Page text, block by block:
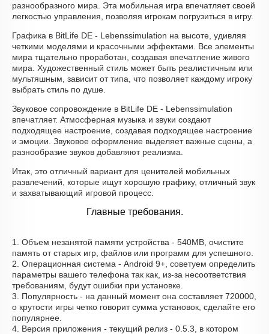
разнообразного мира. Эта мобильная игра впечатляет своей
легкостью управления, позволяя игрокам погрузиться в игру.
Графика в BitLife DE - Lebenssimulation на высоте, удивляя
четкими моделями и красочными эффектами. Все элементы
мира тщательно проработан, создавая впечатление живого
мира. Художественный стиль может быть реалистичным или
мультяшным, зависит от типа, что позволяет каждому игроку
выбрать стиль по душе.
Звуковое сопровождение в BitLife DE - Lebenssimulation
впечатляет. Атмосферная музыка и звуки создают
подходящее настроение, создавая подходящее настроение
и эмоции. Звуковое оформление выделяет важные сцены, а
разнообразие звуков добавляют реализма.
Итак, это отличный вариант для ценителей мобильных
развлечений, которые ищут хорошую графику, отличный звук
и захватывающий игровой процесс.
Главные требования.
1. Объем незанятой памяти устройства - 540MB, очистите
память от старых игр, файлов или программ для успешного.
2. Операционная система - Android 9+, советуем определить
параметры вашего телефона так как, из-за несоответствия
требованиям, будут ошибки при установке.
3. Популярность - на данный момент она составляет 720000,
о крутости игры четко говорит сумма установок, сделайте его
популярнее.
4. Версия приложения - текущий релиз - 0.5.3, в котором